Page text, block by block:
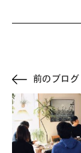
前のブログ